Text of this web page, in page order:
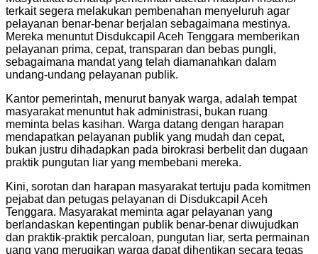
terkait segera melakukan pembenahan menyeluruh agar
pelayanan benar-benar berjalan sebagaimana mestinya.
Mereka menuntut Disdukcapil Aceh Tenggara memberikan
pelayanan prima, cepat, transparan dan bebas pungli,
sebagaimana mandat yang telah diamanahkan dalam
undang-undang pelayanan publik.
Kantor pemerintah, menurut banyak warga, adalah tempat
masyarakat menuntut hak administrasi, bukan ruang
meminta belas kasihan. Warga datang dengan harapan
mendapatkan pelayanan publik yang mudah dan cepat,
bukan justru dihadapkan pada birokrasi berbelit dan dugaan
praktik pungutan liar yang membebani mereka.
Kini, sorotan dan harapan masyarakat tertuju pada komitmen
pejabat dan petugas pelayanan di Disdukcapil Aceh
Tenggara. Masyarakat meminta agar pelayanan yang
berlandaskan kepentingan publik benar-benar diwujudkan
dan praktik-praktik percaloan, pungutan liar, serta permainan
uang yang merugikan warga dapat dihentikan secara tegas